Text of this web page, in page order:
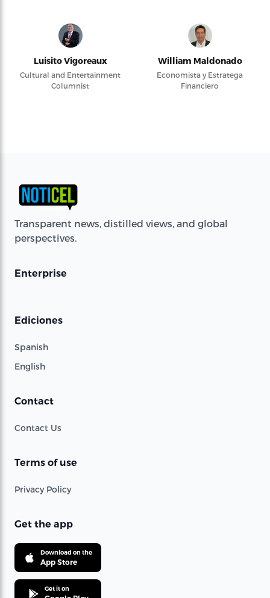
Luisito Vigoreaux
Cultural and Entertainment
Columnist
William Maldonado
Economista y Estratega
Financiero
Transparent news, distilled views, and global
perspectives.
Enterprise
Ediciones
Spanish
English
Contact
Contact Us
Terms of use
Privacy Policy
Get the app
Download on the
App Store
Get it on